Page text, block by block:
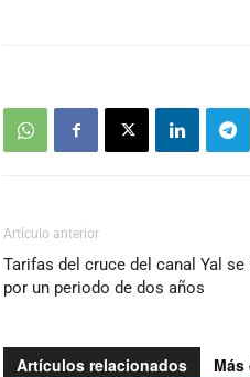
Artículo anterior
Tarifas del cruce del canal Yal se
por un periodo de dos años
Artículos relacionados